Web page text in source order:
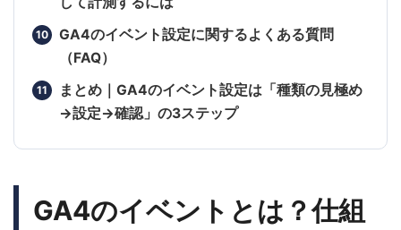
GA4のイベント設定に関するよくある質問
（FAQ）
まとめ｜GA4のイベント設定は「種類の見極め
→設定→確認」の3ステップ
GA4のイベントとは？仕組